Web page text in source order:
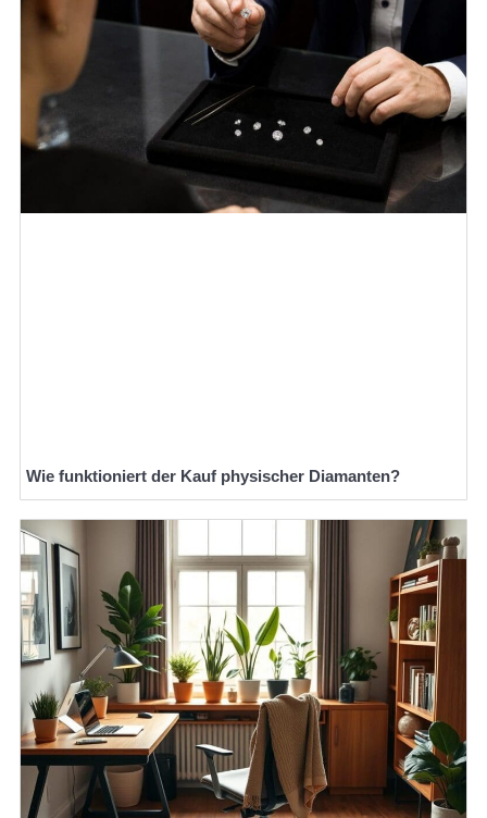
Wie funktioniert der Kauf physischer Diamanten?